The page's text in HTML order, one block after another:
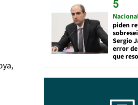
piden
Sergio
error
que